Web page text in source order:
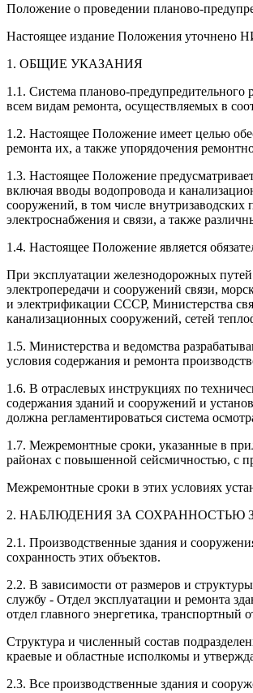
Положение о проведении планово-
Настоящее издание Положения уточнено
1. ОБЩИЕ УКАЗАНИЯ
1.1. Система планово-предупредительного
всем видам ремонта, осуществляемых в
1.2. Настоящее Положение имеет целью
ремонта их, а также упорядочения
1.3. Настоящее Положение
включая вводы водопровода и
сооружений, в том числе
электроснабжения и связи, а также
1.4. Настоящее Положение является
При эксплуатации железнодорожных
электропередачи и сооружений связи,
и электрификации СССР, Министерства
канализационных сооружений, сетей
1.5. Министерства и ведомства
условия содержания и ремонта
1.6. В отраслевых инструкциях по
содержания зданий и сооружений и
должна регламентироваться система
1.7. Межремонтные сроки, указанные в
районах с повышенной сейсмичностью, с
Межремонтные сроки в этих условиях
2. НАБЛЮДЕНИЯ ЗА
2.1. Производственные здания и
сохранность этих объектов.
2.2. В зависимости от размеров и
службу - Отдел эксплуатации и ремонта
отдел главного энергетика, транспортный
Структура и численный состав
краевые и областные исполкомы и
2.3. Все производственные здания и